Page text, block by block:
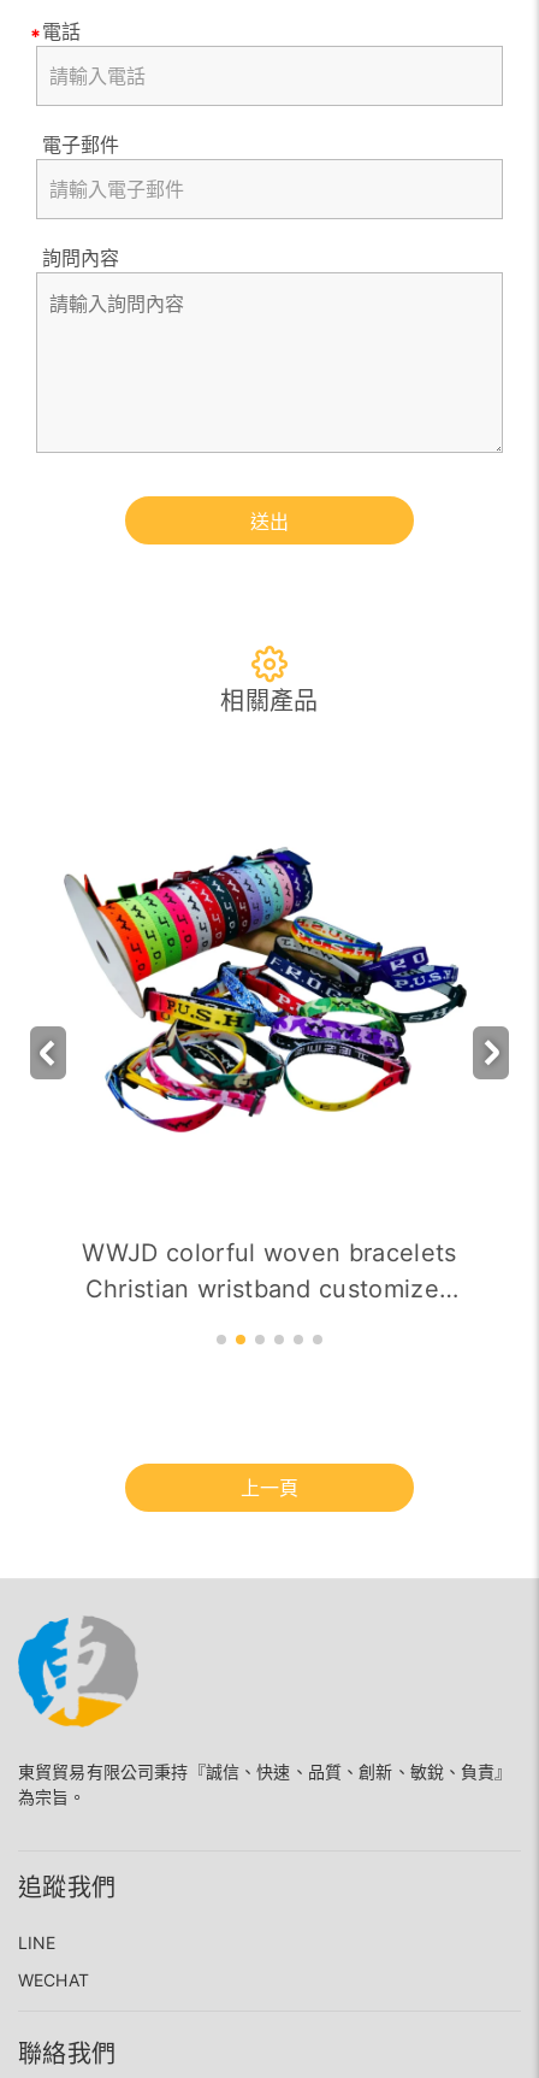
電話
電子郵件
詢問內容
送出
相關產品
WWJD colorful woven bracelets
Christian wristband customized
上一頁
東貿貿易有限公司秉持『誠信、快速、品質、創新、敏銳、負責』
為宗旨。
追蹤我們
LINE
WECHAT
聯絡我們